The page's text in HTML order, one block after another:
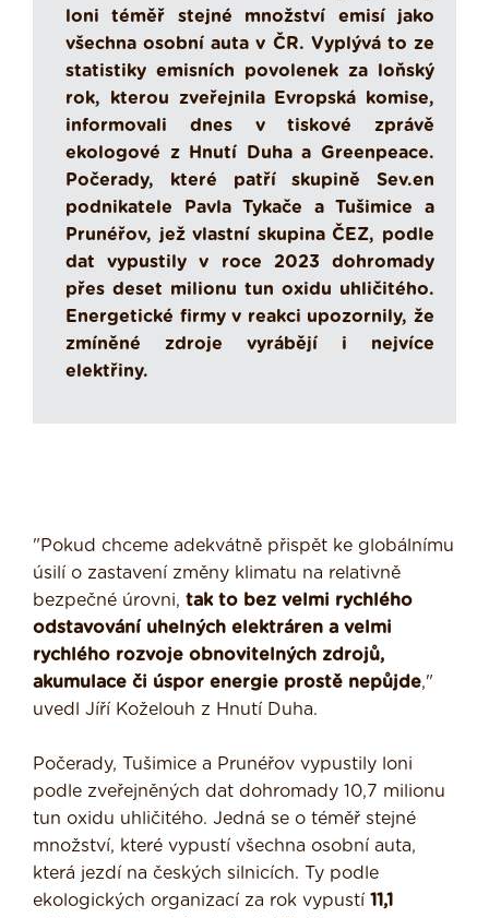
loni téměř stejné množství emisí jako
všechna osobní auta v ČR. Vyplývá to ze
statistiky emisních povolenek za loňský
rok, kterou zveřejnila Evropská komise,
informovali dnes v tiskové zprávě
ekologové z Hnutí Duha a Greenpeace.
Počerady, které patří skupině Sev.en
podnikatele Pavla Tykače a Tušimice a
Prunéřov, jež vlastní skupina ČEZ, podle
dat vypustily v roce 2023 dohromady
přes deset milionu tun oxidu uhličitého.
Energetické firmy v reakci upozornily, že
zmíněné zdroje vyrábějí i nejvíce
elektřiny.
"Pokud chceme adekvátně přispět ke globálnímu
úsilí o zastavení změny klimatu na relativně
bezpečné úrovni, tak to bez velmi rychlého
odstavování uhelných elektráren a velmi
rychlého rozvoje obnovitelných zdrojů,
akumulace či úspor energie prostě nepůjde,"
uvedl Jíří Koželouh z Hnutí Duha.
Počerady, Tušimice a Prunéřov vypustily loni
podle zveřejněných dat dohromady 10,7 milionu
tun oxidu uhličitého. Jedná se o téměř stejné
množství, které vypustí všechna osobní auta,
která jezdí na českých silnicích. Ty podle
ekologických organizací za rok vypustí 11,1